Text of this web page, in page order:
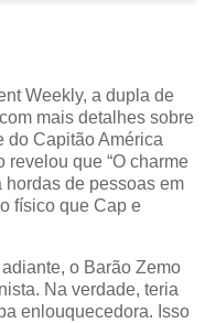
Weekly, a dupla de
mais detalhes sobre
do Capitão América
revelou que “O charme
hordas de pessoas em
físico que Cap e
o Barão Zemo
Na verdade, teria
enlouquecedora. Isso